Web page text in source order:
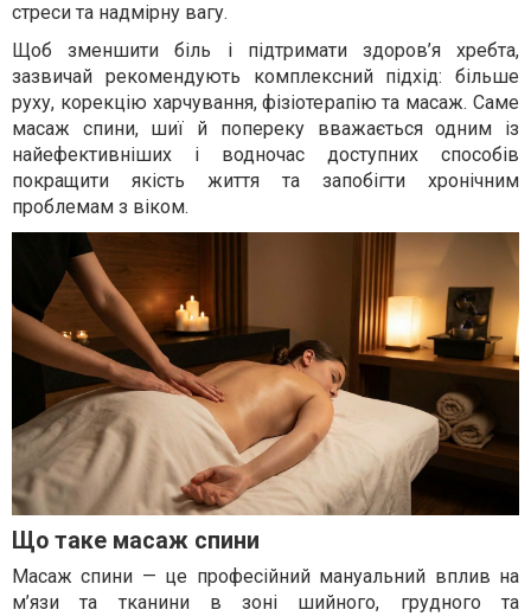
стреси та надмірну вагу.
Щоб зменшити біль і підтримати здоров’я хребта,
зазвичай рекомендують комплексний підхід: більше
руху, корекцію харчування, фізіотерапію та масаж. Саме
масаж спини, шиї й попереку вважається одним із
найефективніших і водночас доступних способів
покращити якість життя та запобігти хронічним
проблемам з віком.
Що таке масаж спини
Масаж спини — це професійний мануальний вплив на
м’язи та тканини в зоні шийного, грудного та